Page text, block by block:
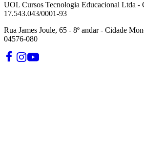
UOL Cursos Tecnologia Educacional Ltda -
17.543.043/0001-93
Rua James Joule, 65 - 8º andar - Cidade
04576-080